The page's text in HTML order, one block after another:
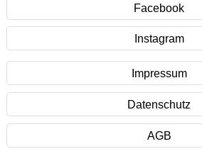
Facebook
Instagram
Impressum
Datenschutz
AGB